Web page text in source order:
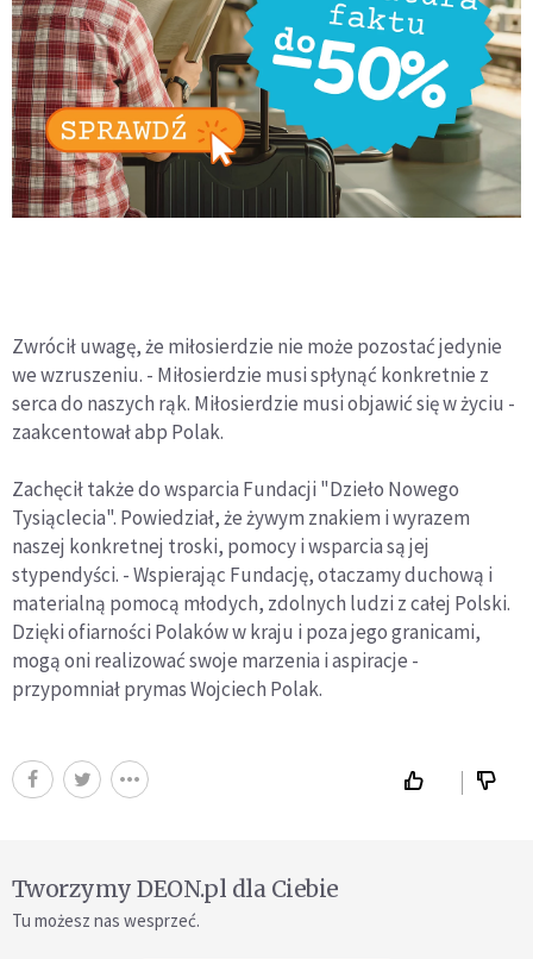
Zwrócił uwagę, że miłosierdzie nie może pozostać jedynie
we wzruszeniu. - Miłosierdzie musi spłynąć konkretnie z
serca do naszych rąk. Miłosierdzie musi objawić się w życiu -
zaakcentował abp Polak.
Zachęcił także do wsparcia Fundacji "Dzieło Nowego
Tysiąclecia". Powiedział, że żywym znakiem i wyrazem
naszej konkretnej troski, pomocy i wsparcia są jej
stypendyści. - Wspierając Fundację, otaczamy duchową i
materialną pomocą młodych, zdolnych ludzi z całej Polski.
Dzięki ofiarności Polaków w kraju i poza jego granicami,
mogą oni realizować swoje marzenia i aspiracje -
przypomniał prymas Wojciech Polak.
Tworzymy DEON.pl dla Ciebie
Tu możesz nas wesprzeć.